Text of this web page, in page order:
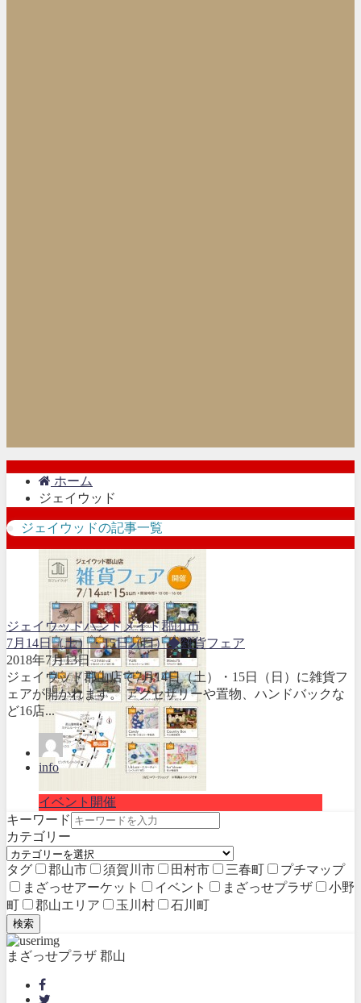
ホーム
ジェイウッド
ジェイウッドの記事一覧
イベント開催
ジェイウッドハンドメイド郡山市
7月14日（土）・15日（日）◆雑貨フェア
2018年7月13日
ジェイウッド郡山店で7月14日（土）・15日（日）に雑貨フ
ェアが開かれます。 アクセサリーや置物、ハンドバックな
ど16店...
info
キーワード
カテゴリー
タグ 郡山市 須賀川市 田村市 三春町
プチマップ
まざっせアーケット
イベント まざっせプラザ
小野
町
郡山エリア 玉川村 石川町
検索
まざっせプラザ 郡山